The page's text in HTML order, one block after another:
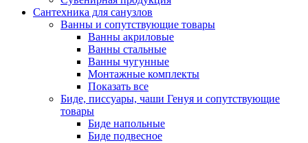
Сантехника для санузлов
Ванны и сопутствующие товары
Ванны акриловые
Ванны стальные
Ванны чугунные
Монтажные комплекты
Показать все
Биде, писсуары, чаши Генуя и сопутствующие
товары
Биде напольные
Биде подвесное